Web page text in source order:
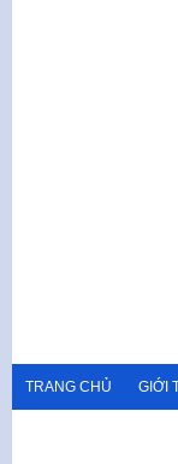
TRANG CHỦ GIỚI